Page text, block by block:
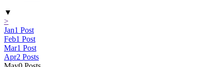
▼
>
Jan1 Post
Feb1 Post
Mar1 Post
Apr2 Posts